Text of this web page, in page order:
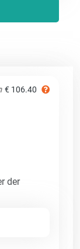
€ 106.40
der